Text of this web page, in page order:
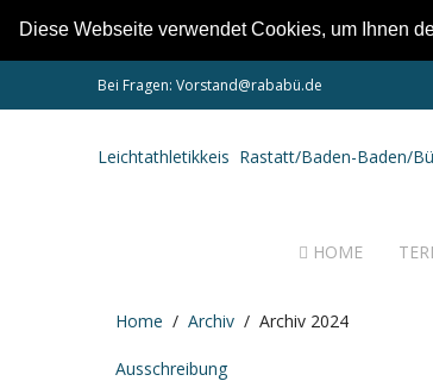
Diese Webseite verwendet Cookies, um Ihnen
Bei Fragen: Vorstand@rababü.de
Leichtathletikkeis Rastatt/Baden-Baden/
HOME
Home Archiv Archiv 2024
Ausschreibung